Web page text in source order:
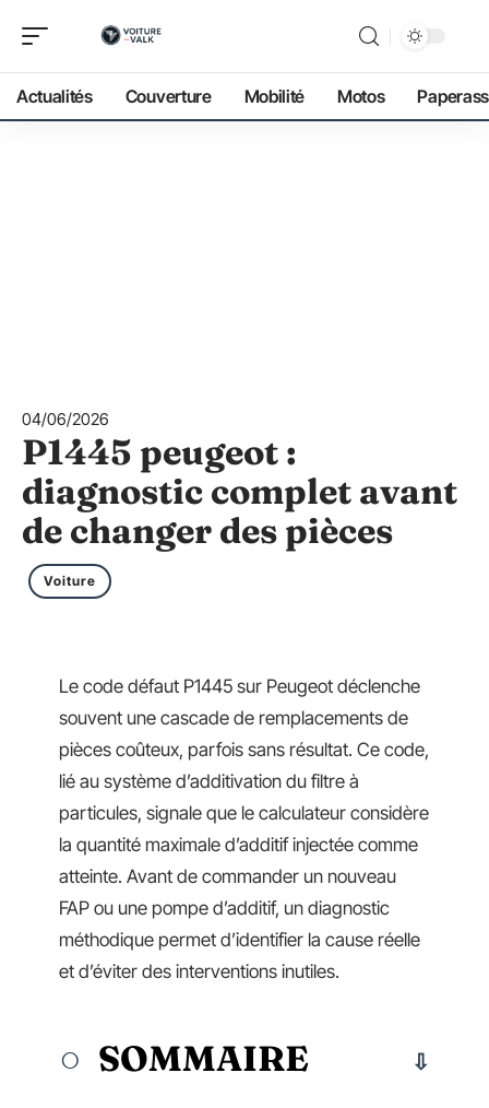
Actualités Couverture Mobilité Motos
04/06/2026
P1445 peugeot :
diagnostic complet avant
de changer des pièces
Voiture
Le code défaut P1445 sur Peugeot déclenche
souvent une cascade de remplacements de
pièces coûteux, parfois sans résultat. Ce code,
lié au système d’additivation du filtre à
particules, signale que le calculateur considère
la quantité maximale d’additif injectée comme
atteinte. Avant de commander un nouveau
FAP ou une pompe d’additif, un diagnostic
méthodique permet d’identifier la cause réelle
et d’éviter des interventions inutiles.
SOMMAIRE